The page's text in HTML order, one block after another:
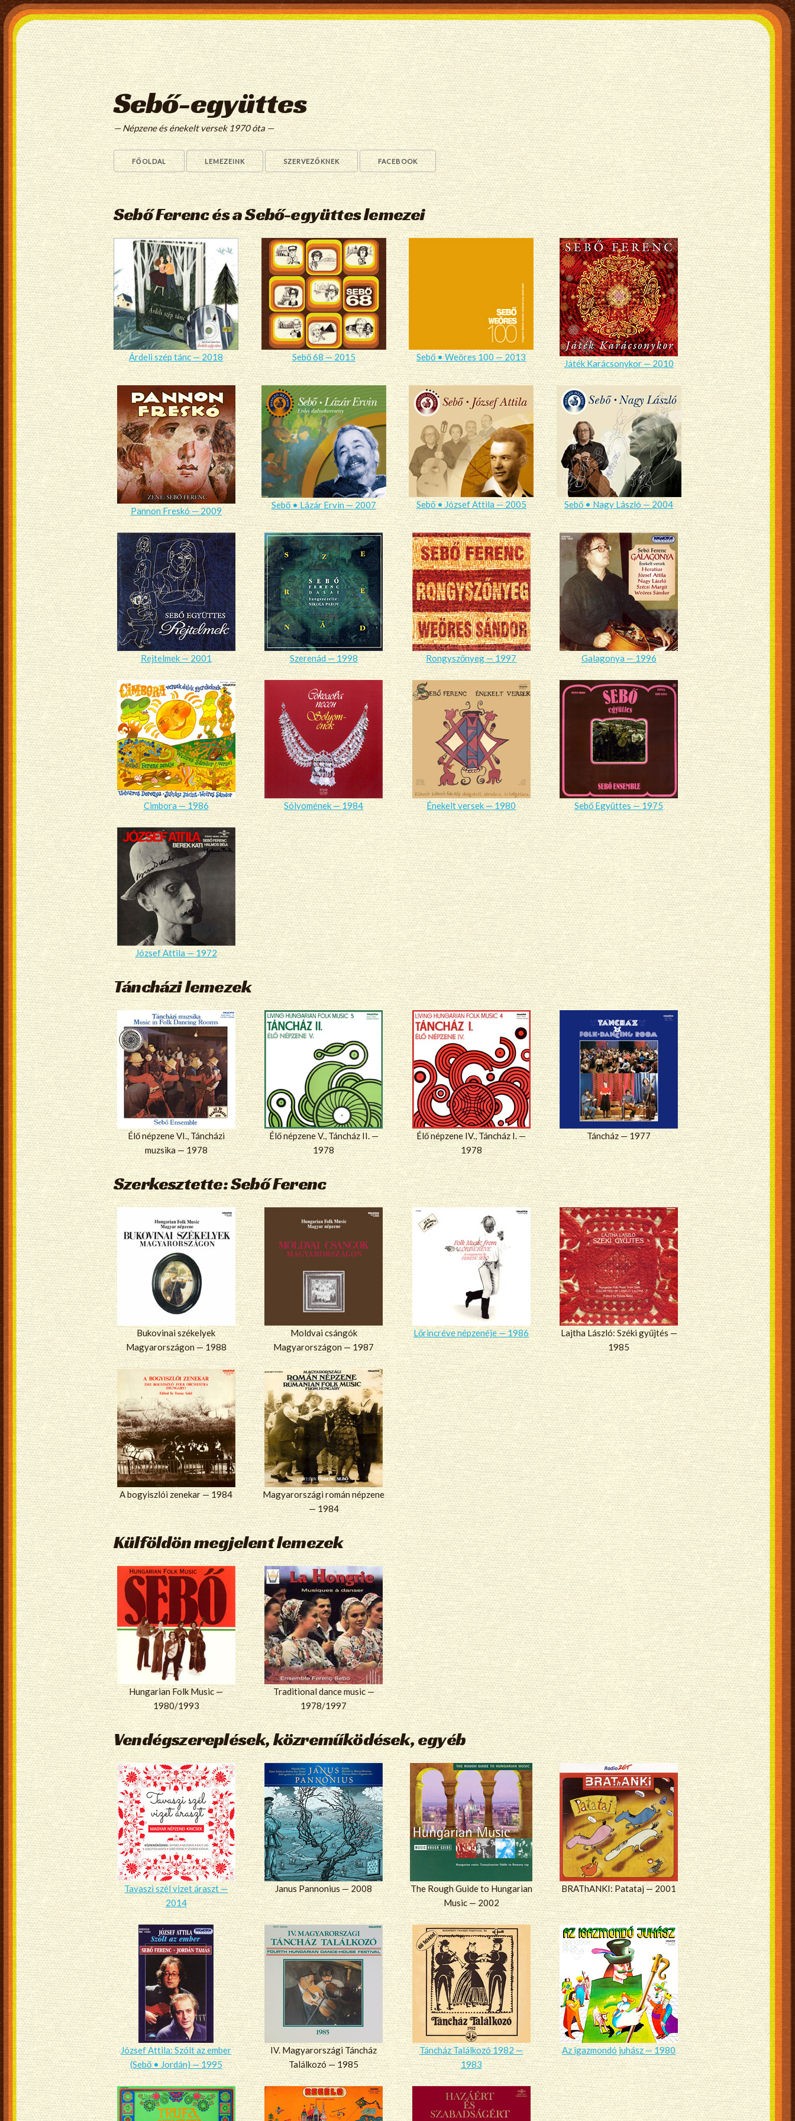
Sebő-együttes
— Népzene és énekelt versek 1970 óta —
FŐOLDAL LEMEZEINK SZERVEZŐKNEK FACEBOOK
Sebő Ferenc és a Sebő-együttes lemezei
Árdeli szép tánc — 2018 Sebő 68 — 2015 Sebő • Weöres 100 — 2013
Játék Karácsonykor — 2010
Pannon Freskó — 2009
Sebő • Lázár Ervin — 2007 Sebő • József Attila — 2005 Sebő • Nagy László — 2004
Rejtelmek — 2001 Szerenád — 1998 Rongyszőnyeg — 1997 Galagonya — 1996
Cimbora — 1986 Sólyomének — 1984 Énekelt versek — 1980 Sebő Együttes — 1975
József Attila — 1972
Táncházi lemezek
Élő népzene VI., Táncházi
muzsika — 1978
Élő népzene V., Táncház II. —
1978
Élő népzene IV., Táncház I. —
1978
Táncház — 1977
Szerkesztette: Sebő Ferenc
Bukovinai székelyek
Magyarországon — 1988
Moldvai csángók
Magyarországon — 1987
Lőrincréve népzenéje — 1986
Lajtha László: Széki gyűjtés —
1985
A bogyiszlói zenekar — 1984
Magyarországi román népzene
— 1984
Külföldön megjelent lemezek
Hungarian Folk Music —
1980/1993
Traditional dance music —
1978/1997
Vendégszereplések, közreműködések, egyéb
Tavaszi szél vizet áraszt —
2014
Janus Pannonius — 2008
The Rough Guide to Hungarian
Music — 2002
BRAThANKI: Patataj — 2001
József Attila: Szólt az ember
(Sebő • Jordán) — 1995
IV. Magyarországi Táncház
Találkozó — 1985
Táncház Találkozó 1982 —
1983
Az igazmondó juhász — 1980